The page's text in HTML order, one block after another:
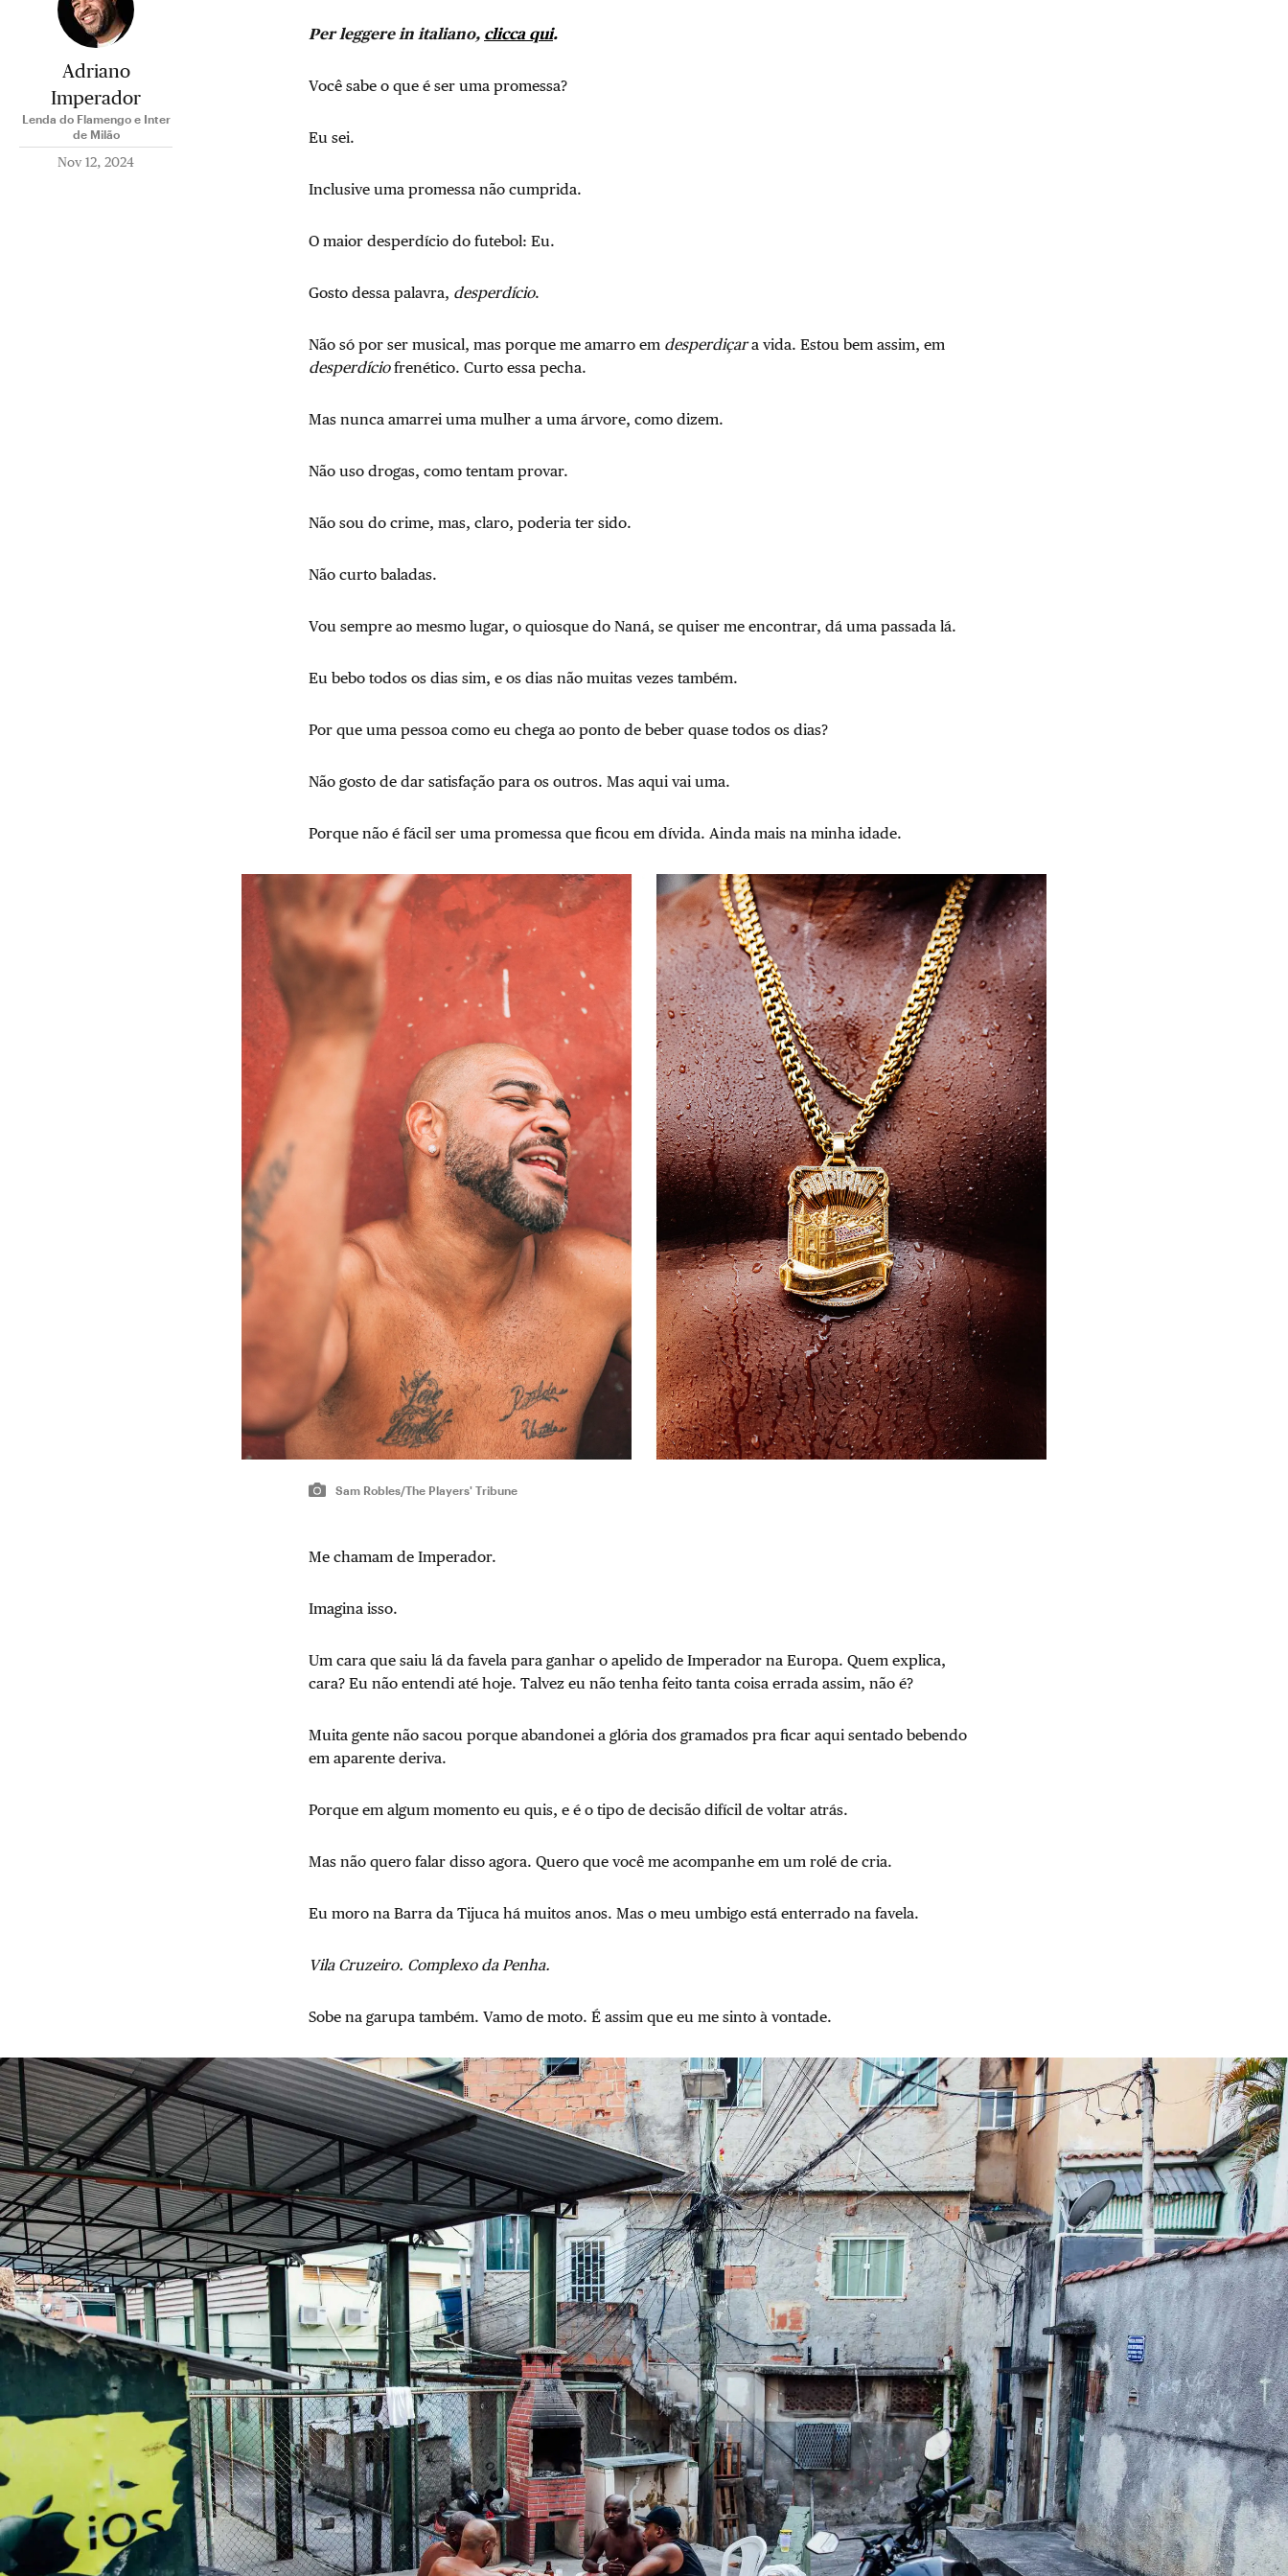
Adriano
Imperador
Lenda do Flamengo e Inter
de Milão
Nov 12, 2024
Per leggere in italiano, clicca qui.
Você sabe o que é ser uma promessa?
Eu sei.
Inclusive uma promessa não cumprida.
O maior desperdício do futebol: Eu.
Gosto dessa palavra, desperdício.
Não só por ser musical, mas porque me amarro em desperdiçara vida. Estou bem assim, em
desperdíciofrenético. Curto essa pecha.
Mas nunca amarrei uma mulher a uma árvore, como dizem.
Não uso drogas, como tentam provar.
Não sou do crime, mas, claro, poderia ter sido.
Não curto baladas.
Vou sempre ao mesmo lugar, o quiosque do Naná, se quiser me encontrar, dá uma passada lá.
Eu bebo todos os dias sim, e os dias não muitas vezes também.
Por que uma pessoa como eu chega ao ponto de beber quase todos os dias?
Não gosto de dar satisfação para os outros. Mas aqui vai uma.
Porque não é fácil ser uma promessa que ficou em dívida. Ainda mais na minha idade.
Sam Robles/The Players' Tribune
Me chamam de Imperador.
Imagina isso.
Um cara que saiu lá da favela para ganhar o apelido de Imperador na Europa. Quem explica,
cara? Eu não entendi até hoje. Talvez eu não tenha feito tanta coisa errada assim, não é?
Muita gente não sacou porque abandonei a glória dos gramados pra ficar aqui sentado bebendo
em aparente deriva.
Porque em algum momento eu quis, e é o tipo de decisão difícil de voltar atrás.
Mas não quero falar disso agora. Quero que você me acompanhe em um rolé de cria.
Eu moro na Barra da Tijuca há muitos anos. Mas o meu umbigo está enterrado na favela.
Vila Cruzeiro. Complexo da Penha.
Sobe na garupa também. Vamo de moto. É assim que eu me sinto à vontade.